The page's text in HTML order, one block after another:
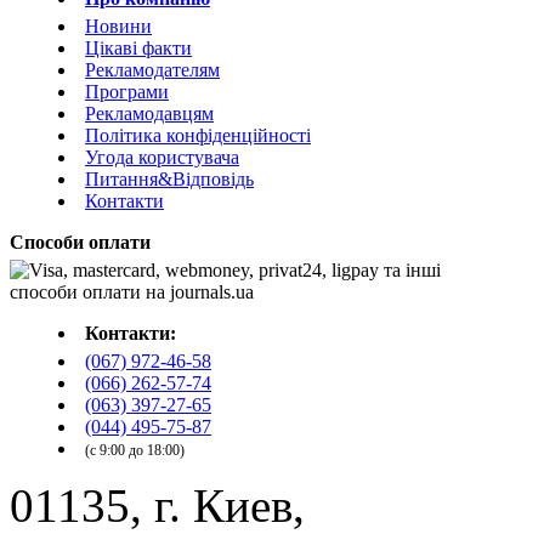
Новини
Цікаві факти
Рекламодателям
Програми
Рекламодавцям
Політика конфіденційності
Угода користувача
Питання&Відповідь
Контакти
Способи оплати
Контакти:
(067) 972-46-58
(066) 262-57-74
(063) 397-27-65
(044) 495-75-87
(с 9:00 до 18:00)
01135, г. Киев,